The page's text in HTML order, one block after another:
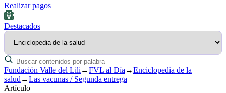
Realizar pagos
Destacados
Fundación Valle del Lili →FVL al Día →Enciclopedia de la
salud →Las vacunas / Segunda entrega
Artículo